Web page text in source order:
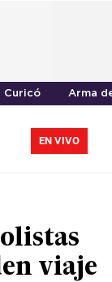
Curicó Arma
EN VIVO
viaje